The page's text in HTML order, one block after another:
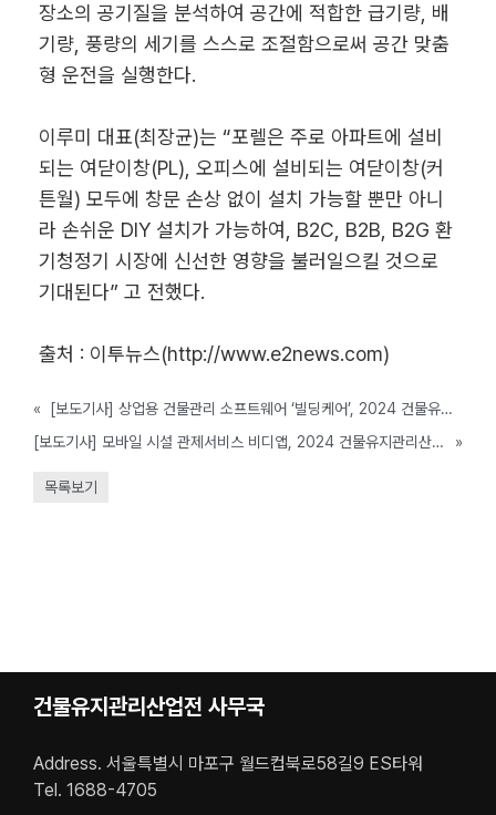
장소의 공기질을 분석하여 공간에 적합한 급기량, 배
기량, 풍량의 세기를 스스로 조절함으로써 공간 맞춤
형 운전을 실행한다.
이루미 대표(최장균)는 “포렐은 주로 아파트에 설비
되는 여닫이창(PL), 오피스에 설비되는 여닫이창(커
튼월) 모두에 창문 손상 없이 설치 가능할 뿐만 아니
라 손쉬운 DIY 설치가 가능하여, B2C, B2B, B2G 환
기청정기 시장에 신선한 영향을 불러일으킬 것으로
기대된다” 고 전했다.
출처 : 이투뉴스(http://www.e2news.com)
«
[보도기사] 상업용 건물관리 소프트웨어 ‘빌딩케어’, 2024 건물유지관리산업특별전 참가
[보도기사] 모바일 시설 관제서비스 비디앱, 2024 건물유지관리산업특별전(코엑스) 참가
»
목록보기
건물유지관리산업전 사무국
Address. 서울특별시 마포구 월드컵북로58길9 ES타워
Tel. 1688-4705